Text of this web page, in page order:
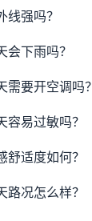
线强吗？
会下雨吗？
需要开空调吗？
容易过敏吗？
舒适度如何？
路况怎么样？